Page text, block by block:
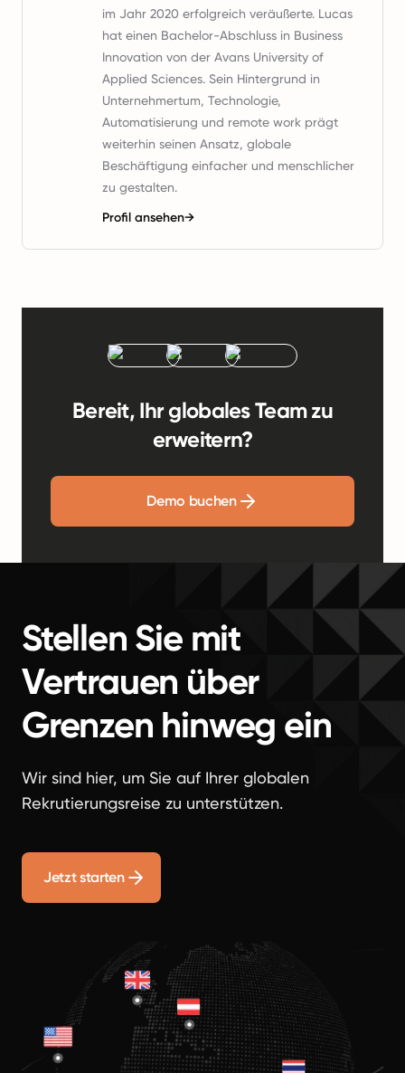
im Jahr 2020 erfolgreich veräußerte. Lucas
hat einen Bachelor-Abschluss in Business
Innovation von der Avans University of
Applied Sciences. Sein Hintergrund in
Unternehmertum, Technologie,
Automatisierung und remote work prägt
weiterhin seinen Ansatz, globale
Beschäftigung einfacher und menschlicher
zu gestalten.
Profil ansehen→
Bereit, Ihr globales Team zu
erweitern?
Demo buchen
Stellen Sie mit
Vertrauen über
Grenzen hinweg ein
Wir sind hier, um Sie auf Ihrer globalen
Rekrutierungsreise zu unterstützen.
Jetzt starten